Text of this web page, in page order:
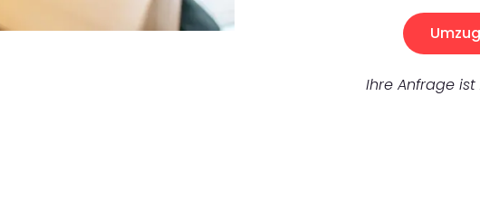
Ihre Anfrage ist